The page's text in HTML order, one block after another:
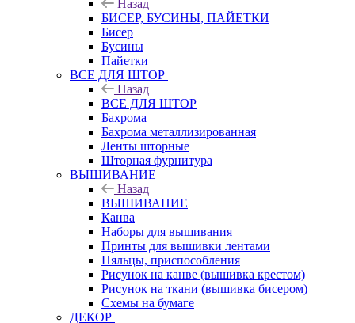
Назад
БИСЕР, БУСИНЫ, ПАЙЕТКИ
Бисер
Бусины
Пайетки
ВСЕ ДЛЯ ШТОР
Назад
ВСЕ ДЛЯ ШТОР
Бахрома
Бахрома металлизированная
Ленты шторные
Шторная фурнитура
ВЫШИВАНИЕ
Назад
ВЫШИВАНИЕ
Канва
Наборы для вышивания
Принты для вышивки лентами
Пяльцы, приспособления
Рисунок на канве (вышивка крестом)
Рисунок на ткани (вышивка бисером)
Схемы на бумаге
ДЕКОР